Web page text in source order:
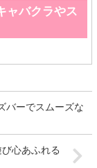
ャバクラやス
バーでスムーズな
心あふれる